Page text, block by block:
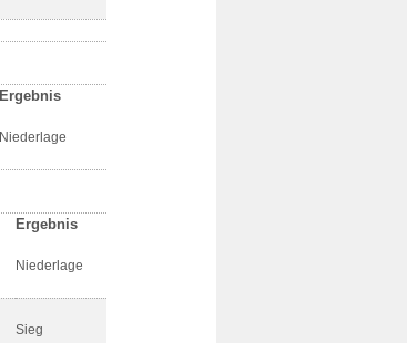
Ergebnis
Niederlage
Ergebnis
Niederlage
Sieg